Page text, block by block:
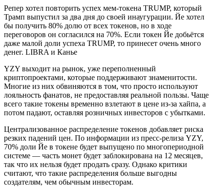
Репер хотел повторить успех мем-токена TRUMP, который
Трамп выпустил за два дня до своей инаугурации. Йе хотел
бы получить 80% долю от всех токенов, но в ходе
переговоров он согласился на 70%. Если токен Йе добьётся
даже малой доли успеха TRUMP, то принесет очень много
денег. LIBRA и Канье
YZY выходит на рынок, уже переполненный
криптопроектами, которые поддерживают знаменитости.
Многие из них обвиняются в том, что просто используют
лояльность фанатов, не предоставляя реальной пользы. Чаще
всего такие токены временно взлетают в цене из-за хайпа, а
потом падают, оставляя розничных инвесторов с убытками.
Централизованное распределение токенов добавляет риска
резких падений цен. По информации из пресс-релиза YZY,
70% доли Йе в токене будет выпущено по многопериодной
системе — часть монет будет заблокирована на 12 месяцев,
так что их нельзя будет продать сразу. Однако критики
считают, что такие распределения больше выгодны
создателям, чем обычным инвесторам.